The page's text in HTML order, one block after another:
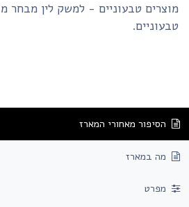
טבעוניים - למשק לין מבחר
הסיפור מאחורי המארז
מה במארז
מפרט